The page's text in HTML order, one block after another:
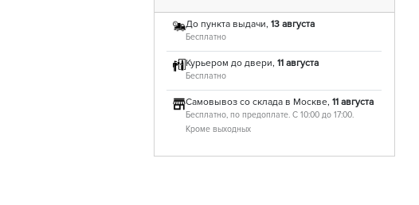
До пункта выдачи, 13 августа
Бесплатно
Курьером до двери, 11 августа
Бесплатно
Самовывоз со склада в Москве, 11 августа
Бесплатно, по предоплате. С 10:00 до 17:00.
Кроме выходных